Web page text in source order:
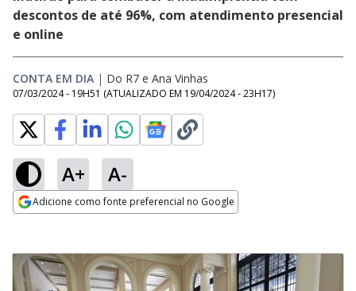
descontos de até 96%, com atendimento presencial
e online
CONTA EM DIA | Do R7 e Ana Vinhas
07/03/2024 - 19H51 (ATUALIZADO EM 19/04/2024 - 23H17)
A+ A-
Adicione como fonte preferencial no Google